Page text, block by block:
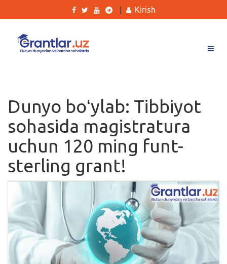
Ishlar
Kurslar
Blog
Yana
Qidirish
Kirish
Kirish
Dunyo boʻylab: Tibbiyot
sohasida magistratura
uchun 120 ming funt-
sterling grant!